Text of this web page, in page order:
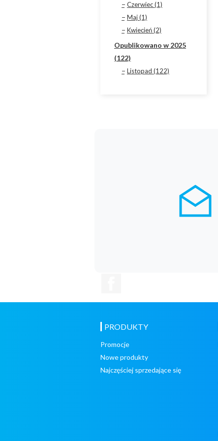
Czerwiec (1)
Maj (1)
Kwiecień (2)
Opublikowano w 2025
(122)
Listopad (122)
PRODUKTY
Promocje
Nowe produkty
Najczęściej sprzedające się